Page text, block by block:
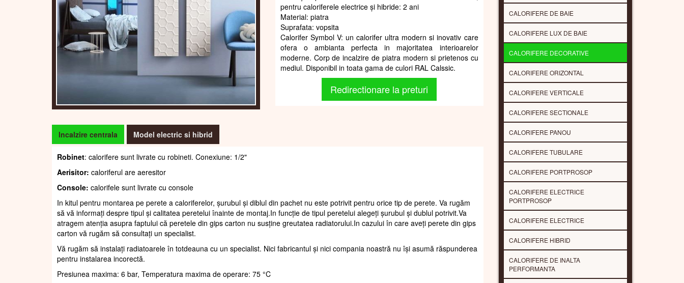
pentru caloriferele electrice și hibride: 2 ani
Material: piatra
Suprafata: vopsita
Calorifer Symbol V: un calorifer ultra modern si inovativ care
ofera o ambianta perfecta in majoritatea interioarelor
moderne. Corp de incalzire de piatra modern si prietenos cu
mediul. Disponibil in toata gama de culori RAL Calssic.
Redirectionare la preturi
Incalzire centrala Model electric si hibrid
Robinet: calorifere sunt livrate cu robineti. Conexiune: 1/2"
Aerisitor: caloriferul are aeresitor
Console: calorifele sunt livrate cu console
In kitul pentru montarea pe perete a caloriferelor, șurubul și diblul din pachet nu este potrivit pentru orice tip de perete. Va rugăm
să vă informați despre tipul și calitatea peretelui înainte de montaj.In funcție de tipul peretelui alegeți șurubul și dublul potrivit.Va
atragem atenția asupra faptului că peretele din gips carton nu susține greutatea radiatorului.In cazului în care aveți perete din gips
carton vă rugăm să consultați un specialist.
Vă rugăm să instalați radiatoarele în totdeauna cu un specialist. Nici fabricantul și nici compania noastră nu își asumă răspunderea
pentru instalarea incorectă.
Presiunea maxima: 6 bar, Temperatura maxima de operare: 75 °C
CALORIFERE DE BAIE
CALORIFERE LUX DE BAIE
CALORIFERE DECORATIVE
CALORIFERE ORIZONTAL
CALORIFERE VERTICALE
CALORIFERE SECTIONALE
CALORIFERE PANOU
CALORIFERE TUBULARE
CALORIFERE PORTPROSOP
CALORIFERE ELECTRICE
PORTPROSOP
CALORIFERE ELECTRICE
CALORIFERE HIBRID
CALORIFERE DE INALTA
PERFORMANTA